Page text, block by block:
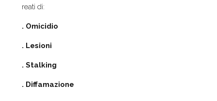
reati di:
. Omicidio
. Lesioni
. Stalking
. Diffamazione